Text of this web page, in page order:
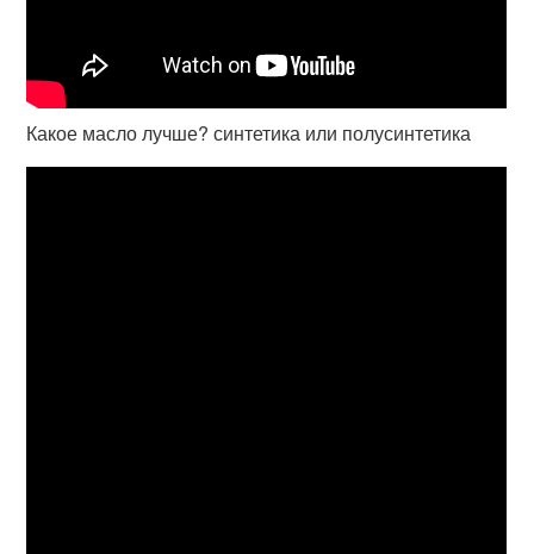
Какое масло лучше? синтетика или полусинтетика